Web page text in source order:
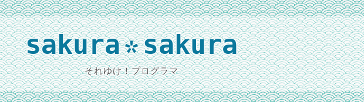
sakura*sakura
それゆけ！プログラマ